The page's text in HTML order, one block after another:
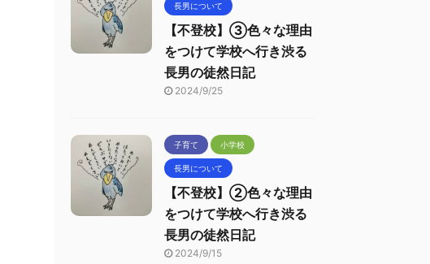
長男について
【不登校】③色々な理由
をつけて学校へ行き渋る
長男の徒然日記
2024/9/25
子育て 小学校
長男について
【不登校】②色々な理由
をつけて学校へ行き渋る
長男の徒然日記
2024/9/15